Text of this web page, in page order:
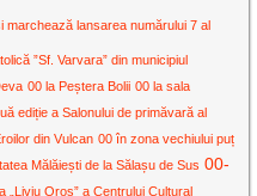
marchează lansarea numărului 7 al
”Sf. Varvara” din municipiul
00 la Peștera Bolii 00 la sala
ediție a Salonului de primăvară al
din Vulcan 00 în zona vechiului puț
Mălăiești de la Sălașu de Sus 00-
„Liviu Oros” a Centrului Cultural